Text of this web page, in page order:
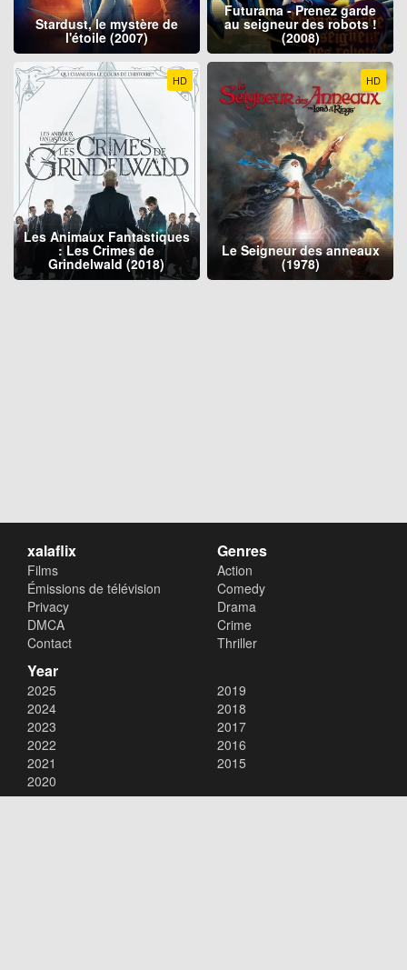
Stardust, le mystère de
l'étoile (2007)
Futurama - Prenez garde
au seigneur des robots !
(2008)
HD
Les Animaux Fantastiques
: Les Crimes de
Grindelwald (2018)
HD
Le Seigneur des anneaux
(1978)
xalaflix
Films
Émissions de télévision
Privacy
DMCA
Contact
Genres
Action
Comedy
Drama
Crime
Thriller
Year
2025
2024
2023
2022
2021
2020
2019
2018
2017
2016
2015